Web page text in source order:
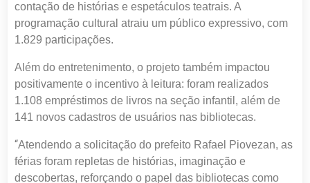
contação de histórias e espetáculos teatrais. A
programação cultural atraiu um público expressivo, com
1.829 participações.
Além do entretenimento, o projeto também impactou
positivamente o incentivo à leitura: foram realizados
1.108 empréstimos de livros na seção infantil, além de
141 novos cadastros de usuários nas bibliotecas.
“Atendendo a solicitação do prefeito Rafael Piovezan, as
férias foram repletas de histórias, imaginação e
descobertas, reforçando o papel das bibliotecas como